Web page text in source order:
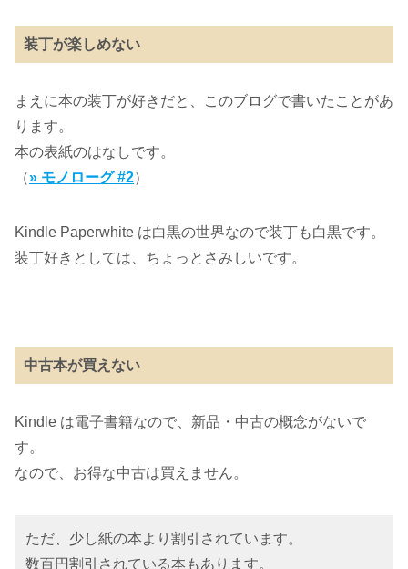
装丁が楽しめない
まえに本の装丁が好きだと、このブログで書いたことがあ
ります。
本の表紙のはなしです。
（» モノローグ #2）
Kindle Paperwhite は白黒の世界なので装丁も白黒です。
装丁好きとしては、ちょっとさみしいです。
中古本が買えない
Kindle は電子書籍なので、新品・中古の概念がないで
す。
なので、お得な中古は買えません。
ただ、少し紙の本より割引されています。
数百円割引されている本もあります。